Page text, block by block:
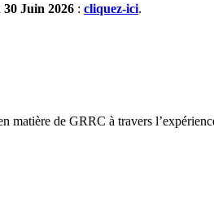
30 Juin 2026 : cliquez-ici.
matière de GRRC à travers